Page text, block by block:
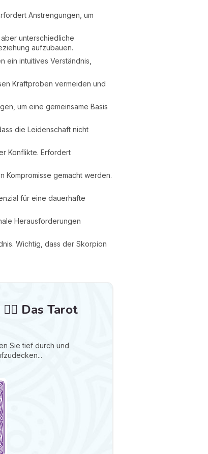
Anstrengungen, um
unterschiedliche
aufzubauen.
ein intuitives Verständnis,
Kraftproben vermeiden und
um eine gemeinsame Basis
die Leidenschaft nicht
Konflikte. Erfordert
Kompromisse gemacht werden.
für eine dauerhafte
Herausforderungen
Wichtig, dass der Skorpion
Das Tarot
Sie tief durch und